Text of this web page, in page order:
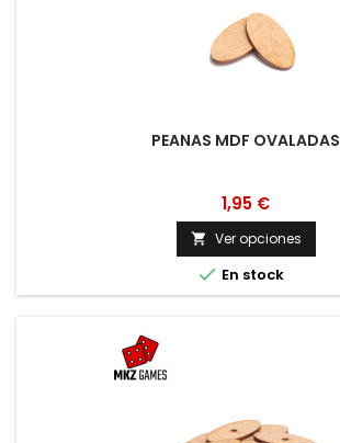
PEANAS MDF OVALADAS
1,95 €
 Ver opciones
 En stock